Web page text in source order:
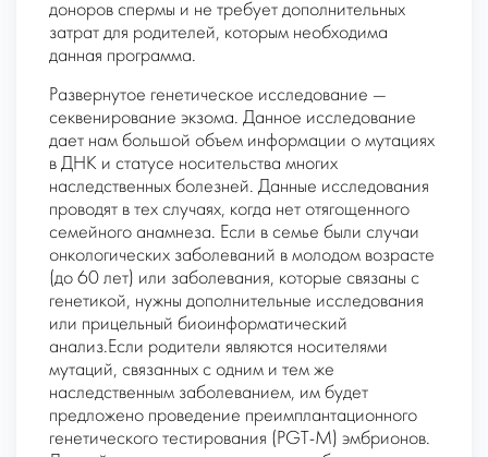
доноров спермы и не требует дополнительных
затрат для родителей, которым необходима
данная программа.
Развернутое генетическое исследование —
секвенирование экзома. Данное исследование
дает нам большой объем информации о мутациях
в ДНК и статусе носительства многих
наследственных болезней. Данные исследования
проводят в тех случаях, когда нет отягощенного
семейного анамнеза. Если в семье были случаи
онкологических заболеваний в молодом возрасте
(до 60 лет) или заболевания, которые связаны с
генетикой, нужны дополнительные исследования
или прицельный биоинформатический
анализ.Если родители являются носителями
мутаций, связанных с одним и тем же
наследственным заболеванием, им будет
предложено проведение преимплантационного
генетического тестирования (PGT-M) эмбрионов.